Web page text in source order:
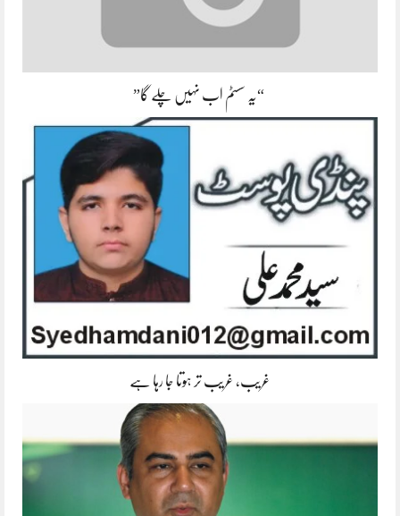
“یہ سسٹم اب نہیں چلے گا”
غریب، غریب تر ہوتا جا رہا ہے